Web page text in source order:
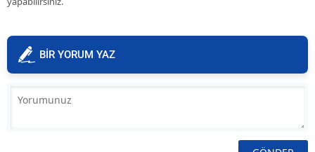
BİR YORUM YAZ